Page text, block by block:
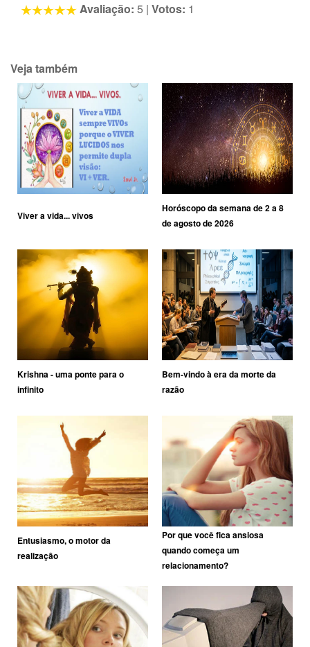
Avaliação: 5 | Votos: 1
Veja também
Viver a vida... vivos
Horóscopo da semana de 2 a 8
de agosto de 2026
Krishna - uma ponte para o
infinito
Bem-vindo à era da morte da
razão
Entusiasmo, o motor da
realização
Por que você fica ansiosa
quando começa um
relacionamento?